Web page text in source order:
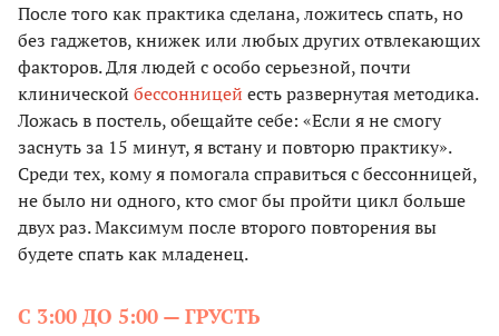
После того как практика сделана, ложитесь спать, но
без гаджетов, книжек или любых других отвлекающих
факторов. Для людей с особо серьезной, почти
клинической бессонницей есть развернутая методика.
Ложась в постель, обещайте себе: «Если я не смогу
заснуть за 15 минут, я встану и повторю практику».
Среди тех, кому я помогала справиться с бессонницей,
не было ни одного, кто смог бы пройти цикл больше
двух раз. Максимум после второго повторения вы
будете спать как младенец.
С 3:00 ДО 5:00 — ГРУСТЬ